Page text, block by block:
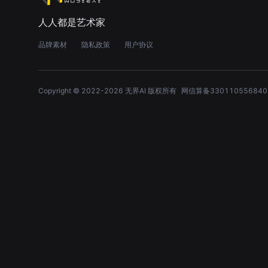
人人都是艺术家
品牌素材 隐私政策 用户协议
Copyright © 2022-2026 无界AI 版权所有 网信算备